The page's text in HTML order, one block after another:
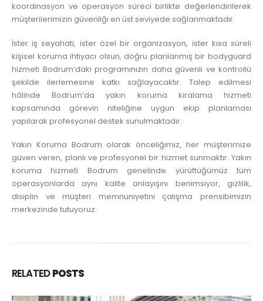
koordinasyon ve operasyon süreci birlikte değerlendirilerek
müşterilerimizin güvenliği en üst seviyede sağlanmaktadır.
İster iş seyahati, ister özel bir organizasyon, ister kısa süreli
kişisel koruma ihtiyacı olsun, doğru planlanmış bir bodyguard
hizmeti Bodrum’daki programınızın daha güvenli ve kontrollü
şekilde ilerlemesine katkı sağlayacaktır. Talep edilmesi
hâlinde Bodrum’da yakın koruma kiralama hizmeti
kapsamında görevin niteliğine uygun ekip planlaması
yapılarak profesyonel destek sunulmaktadır.
Yakın Koruma Bodrum olarak önceliğimiz, her müşterimize
güven veren, planlı ve profesyonel bir hizmet sunmaktır. Yakın
koruma hizmeti Bodrum genelinde yürüttüğümüz tüm
operasyonlarda aynı kalite anlayışını benimsiyor, gizlilik,
disiplin ve müşteri memnuniyetini çalışma prensibimizin
merkezinde tutuyoruz.
RELATED POSTS